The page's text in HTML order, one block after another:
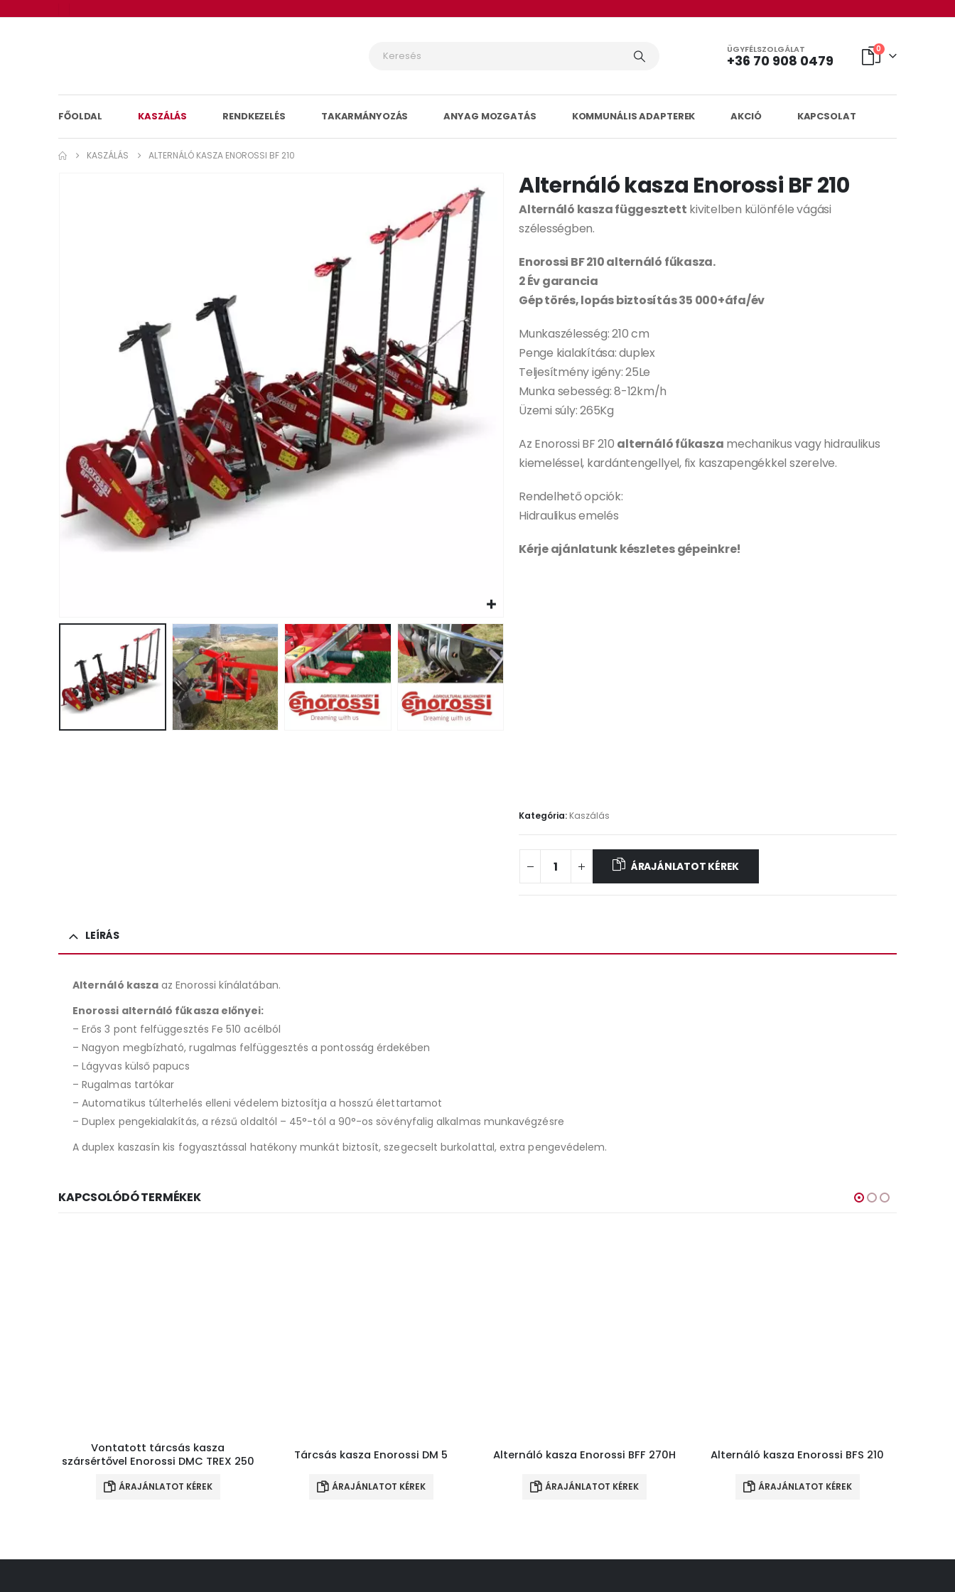
ÜGYFÉLSZOLGÁLAT
+36 70 908 0479
0
FŐOLDAL KASZÁLÁS RENDKEZELÉS TAKARMÁNYOZÁS ANYAG MOZGATÁS KOMMUNÁLIS ADAPTEREK AKCIÓ KAPCSOLAT
KASZÁLÁS ALTERNÁLÓ KASZA ENOROSSI BF 210
Alternáló kasza Enorossi BF 210
Alternáló kasza függesztett kivitelben különféle vágási
szélességben.
Enorossi BF 210 alternáló fűkasza.
2 Év garancia
Gép törés, lopás biztosítás 35 000+áfa/év
Munkaszélesség: 210 cm
Penge kialakítása: duplex
Teljesítmény igény: 25Le
Munka sebesség: 8-12km/h
Üzemi súly: 265Kg
Az Enorossi BF 210 alternáló fűkasza mechanikus vagy hidraulikus
kiemeléssel, kardántengellyel, fix kaszapengékkel szerelve.
Rendelhető opciók:
Hidraulikus emelés
Kérje ajánlatunk készletes gépeinkre!
Kategória: Kaszálás
ÁRAJÁNLATOT KÉREK
LEÍRÁS
Alternáló kasza az Enorossi kínálatában.
Enorossi alternáló fűkasza előnyei:
– Erős 3 pont felfüggesztés Fe 510 acélból
– Nagyon megbízható, rugalmas felfüggesztés a pontosság érdekében
– Lágyvas külső papucs
– Rugalmas tartókar
– Automatikus túlterhelés elleni védelem biztosítja a hosszú élettartamot
– Duplex pengekialakítás, a rézsű oldaltól – 45°-tól a 90°-os sövényfalig alkalmas munkavégzésre
A duplex kaszasín kis fogyasztással hatékony munkát biztosít, szegecselt burkolattal, extra pengevédelem.
KAPCSOLÓDÓ TERMÉKEK
Vontatott tárcsás kasza
szársértővel Enorossi DMC TREX 250
ÁRAJÁNLATOT KÉREK
Tárcsás kasza Enorossi DM 5
ÁRAJÁNLATOT KÉREK
Alternáló kasza Enorossi BFF 270H
ÁRAJÁNLATOT KÉREK
Alternáló kasza Enorossi BFS 210
ÁRAJÁNLATOT KÉREK